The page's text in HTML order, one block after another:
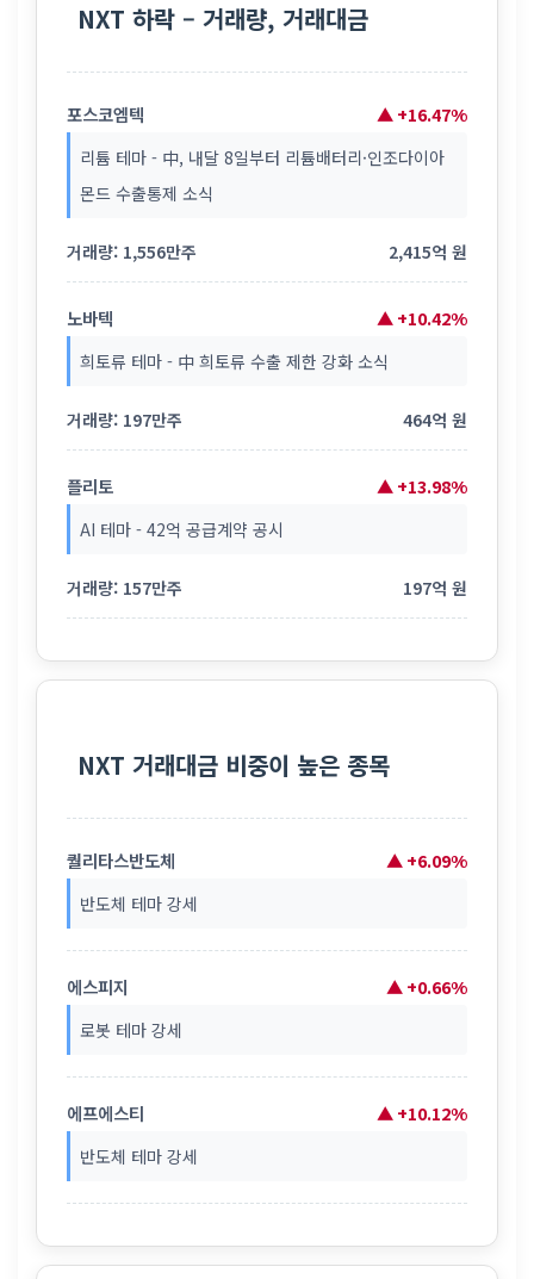
NXT 하락 – 거래량, 거래대금
포스코엠텍 ▲ +16.47%
리튬 테마 - 中, 내달 8일부터 리튬배터리·인조다이아
몬드 수출통제 소식
거래량: 1,556만주 2,415억 원
노바텍 ▲ +10.42%
희토류 테마 - 中 희토류 수출 제한 강화 소식
거래량: 197만주 464억 원
플리토 ▲ +13.98%
AI 테마 - 42억 공급계약 공시
거래량: 157만주 197억 원
NXT 거래대금 비중이 높은 종목
퀄리타스반도체 ▲ +6.09%
반도체 테마 강세
에스피지 ▲ +0.66%
로봇 테마 강세
에프에스티 ▲ +10.12%
반도체 테마 강세